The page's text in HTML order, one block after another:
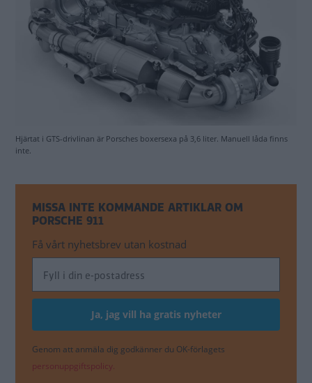
Hjärtat i GTS-drivlinan är Porsches boxersexa på 3,6 liter. Manuell låda finns
inte.
MISSA INTE KOMMANDE ARTIKLAR OM
PORSCHE 911
Få vårt nyhetsbrev utan kostnad
Genom att anmäla dig godkänner du OK-förlagets
personuppgiftspolicy.